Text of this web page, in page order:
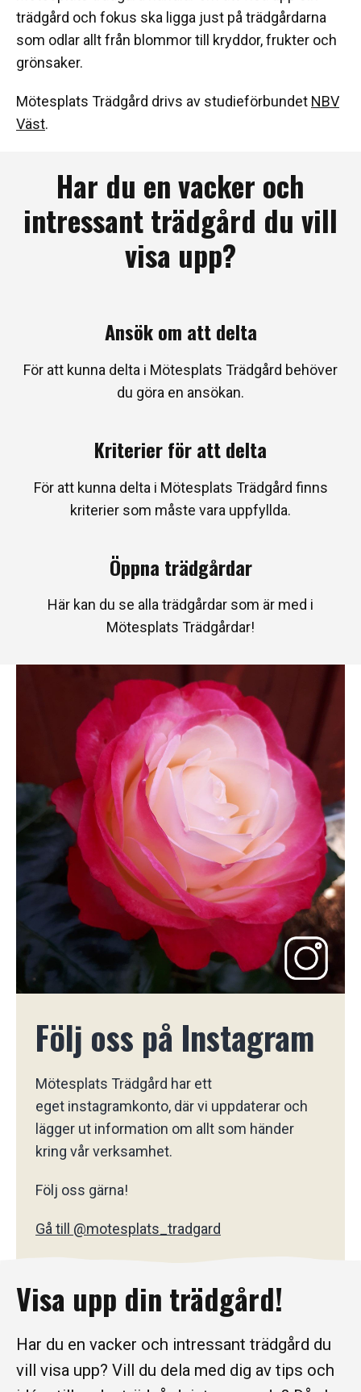
trädgård och fokus ska ligga just på trädgårdarna
som odlar allt från blommor till kryddor, frukter och
grönsaker.
Mötesplats Trädgård drivs av studieförbundet NBV
Väst.
Har du en vacker och
intressant trädgård du vill
visa upp?
Ansök om att delta
För att kunna delta i Mötesplats Trädgård behöver
du göra en ansökan.
Kriterier för att delta
För att kunna delta i Mötesplats Trädgård finns
kriterier som måste vara uppfyllda.
Öppna trädgårdar
Här kan du se alla trädgårdar som är med i
Mötesplats Trädgårdar!
Gå till @motesplats_tradgard
Visa upp din trädgård!
Har du en vacker och intressant trädgård du
vill visa upp? Vill du dela med dig av tips och